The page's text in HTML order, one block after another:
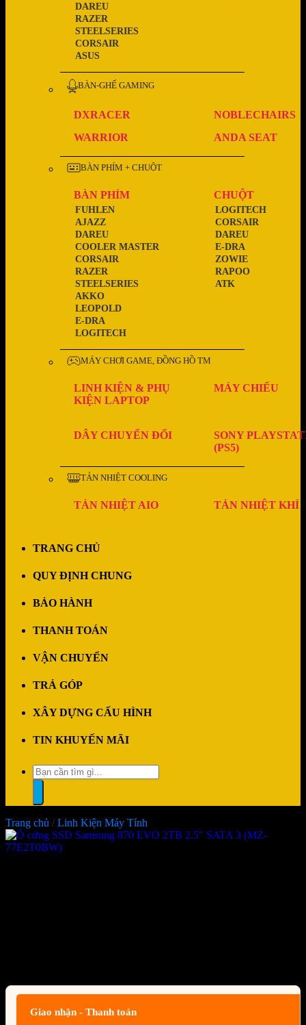
ASUS
CORSAIR
STEELSERIES
RAZER
DAREU
BÀN-GHẾ GAMING
DXRACER
NOBLECHAIRS
WARRIOR
ANDA SEAT
BÀN PHÍM + CHUỘT
BÀN PHÍM
LOGITECH
E-DRA
LEOPOLD
AKKO
STEELSERIES
RAZER
CORSAIR
COOLER MASTER
DAREU
AJAZZ
FUHLEN
CHUỘT
ATK
RAPOO
ZOWIE
E-DRA
DAREU
CORSAIR
LOGITECH
MÁY CHƠI GAME, ĐỒNG HỒ TM
LINH KIỆN & PHỤ
KIỆN LAPTOP
MÁY CHIẾU
DÂY CHUYỂN ĐỔI
SONY
(PS5)
TẢN NHIỆT COOLING
TẢN NHIỆT AIO TẢN NHIỆT KHÍ
TRANG CHỦ
QUY ĐỊNH CHUNG
BẢO HÀNH
THANH TOÁN
VẬN CHUYỂN
TRẢ GÓP
XÂY DỰNG CẤU HÌNH
TIN KHUYẾN MÃI
Tìm
kiếm:
Trang chủ / Linh Kiện Máy Tính
Giao nhận - Thanh toán